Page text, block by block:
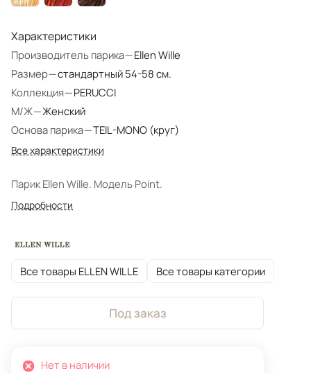
Характеристики
Производитель парика—Ellen Wille
Размер—стандартный 54-58 см.
Коллекция—PERUCCI
М/Ж—Женский
Основа парика—TEIL-MONO (круг)
Все характеристики
Парик Ellen Wille. Модель Point.
Подробности
Все товары ELLEN WILLE Все товары категории
Под заказ
Нет в наличии